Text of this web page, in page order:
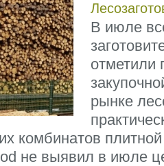
В июле
отметили
рынке
комбинатов
не выявил в июле